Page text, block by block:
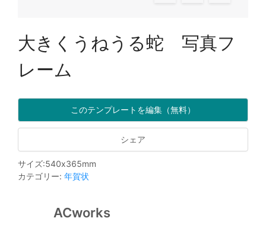
大きくうねうる蛇 写真フ
レーム
このテンプレートを編集（無料）
シェア
サイズ:540x365mm
カテゴリー: 年賀状
ACworks